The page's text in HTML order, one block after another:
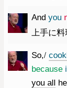
And you
上手に
So,/
because
you all